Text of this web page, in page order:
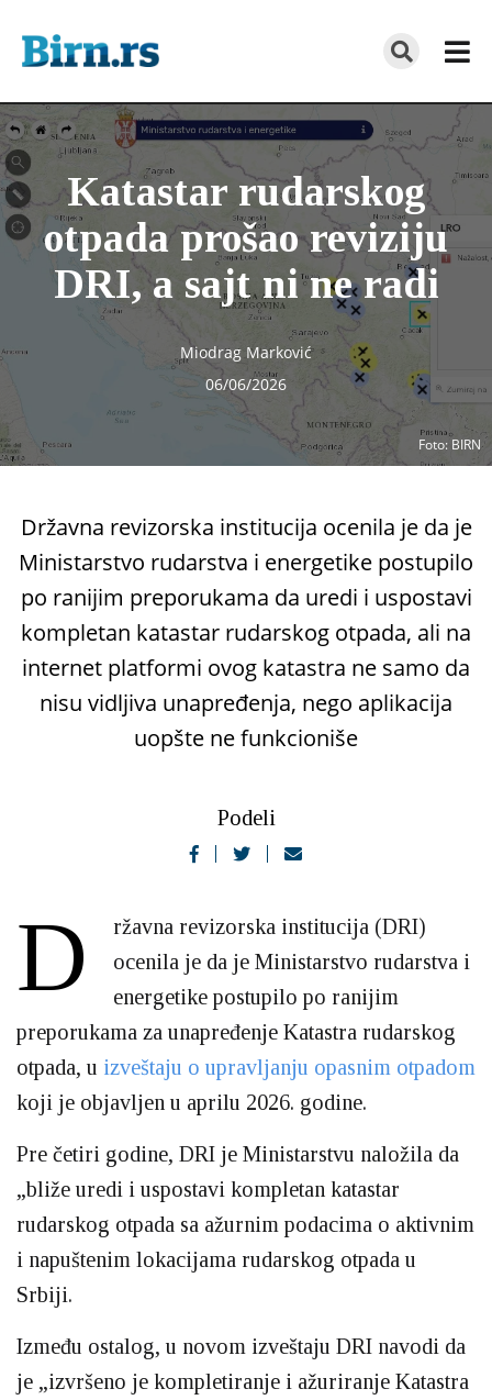
Foto: BIRN
Katastar rudarskog
otpada prošao reviziju
DRI, a sajt ni ne radi
Miodrag Marković
06/06/2026
Državna revizorska institucija ocenila je da je
Ministarstvo rudarstva i energetike postupilo
po ranijim preporukama da uredi i uspostavi
kompletan katastar rudarskog otpada, ali na
internet platformi ovog katastra ne samo da
nisu vidljiva unapređenja, nego aplikacija
uopšte ne funkcioniše
Podeli
D
ržavna revizorska institucija (DRI)
ocenila je da je Ministarstvo rudarstva i
energetike postupilo po ranijim
preporukama za unapređenje Katastra rudarskog
otpada, u izveštaju o upravljanju opasnim otpadom
koji je objavljen u aprilu 2026. godine.
Pre četiri godine, DRI je Ministarstvu naložila da
„bliže uredi i uspostavi kompletan katastar
rudarskog otpada sa ažurnim podacima o aktivnim
i napuštenim lokacijama rudarskog otpada u
Srbiji.
Između ostalog, u novom izveštaju DRI navodi da
je „izvršeno je kompletiranje i ažuriranje Katastra